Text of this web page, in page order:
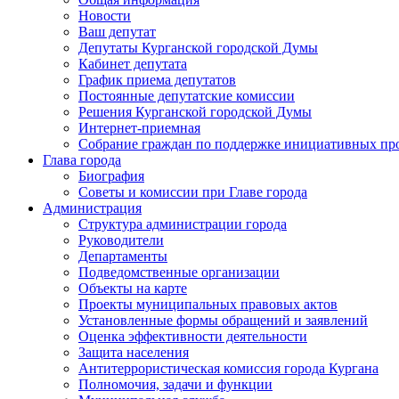
Новости
Ваш депутат
Депутаты Курганской городской Думы
Кабинет депутата
График приема депутатов
Постоянные депутатские комиссии
Решения Курганской городской Думы
Интернет-приемная
Собрание граждан по поддержке инициативных
Глава города
Биография
Советы и комиссии при Главе города
Администрация
Структура администрации города
Руководители
Департаменты
Подведомственные организации
Объекты на карте
Проекты муниципальных правовых актов
Установленные формы обращений и заявлений
Оценка эффективности деятельности
Защита населения
Антитеррористическая комиссия города Кургана
Полномочия, задачи и функции